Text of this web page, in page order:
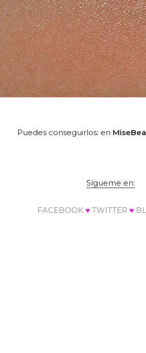
Puedes conseguirlos: en
Sígueme en:
FACEBOOK ♥ TWITTER ♥